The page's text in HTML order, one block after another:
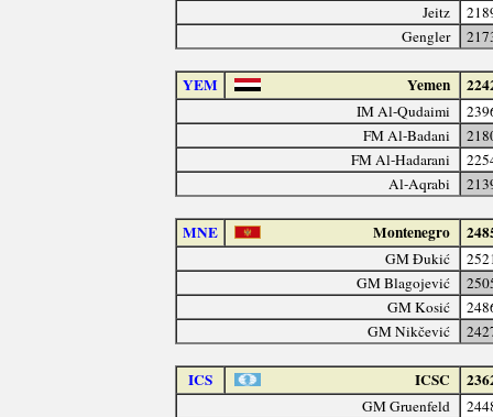
Jeitz
Gengler
YEM Yemen
IM Al-Qudaimi
FM Al-Badani
FM Al-Hadarani
Al-Aqrabi
MNE Montenegro
GM Đukić
GM Blagojević
GM Kosić
GM Nikčević
ICS ICSC
GM Gruenfeld